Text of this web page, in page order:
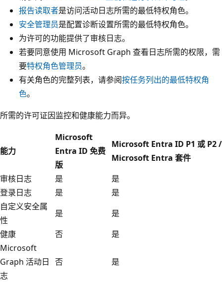
报告读取者是访问活动日志所需的最低特权角色。
安全管理员是配置诊断设置所需的最低特权角色。
为许可的功能提供了审核日志。
若要同意使用 Microsoft Graph 查看日志所需的权限，需
要特权角色管理员。
有关角色的完整列表，请参阅按任务列出的最低特权角
色。
所需的许可证因监控和健康能力而异。
能力
Microsoft
Entra ID 免费
版
Microsoft Entra ID P1 或 P2 /
Microsoft Entra 套件
审核日志
是
是
登录日志
是
是
自定义安全属
性
是
是
健康
否
是
Microsoft
Graph 活动日
志
否 是